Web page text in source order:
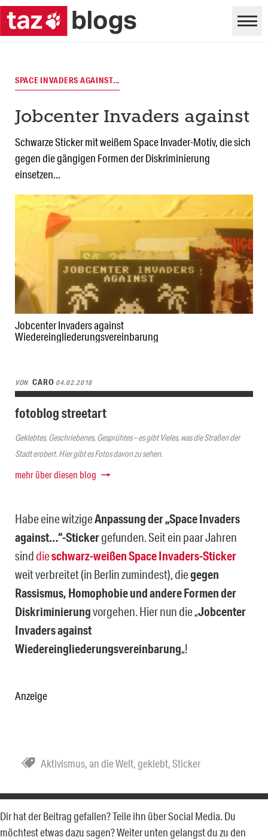
Jobcenter Invaders against
Wiedereingliederungsvereinbarung
SPACE INVADERS AGAINST...
Jobcenter Invaders against
Schwarze Sticker mit weißem Space Invader-Motiv, die sich
gegen die gängigen Formen der Diskriminierung
einsetzen...
VON CARO 04.02.2018
fotoblog streetart
Geklebtes, Geschriebenes, Gesprühtes – es gibt Vieles, was die Straßen der
Stadt erobert. Hier gibt es Fotos davon zu sehen.
mehr über diesen blog
Habe eine witzigeAnpassung der „Space Invaders
against…“-Stickergefunden. Seit ein paar Jahren
sinddieschwarz-weißen Space Invaders-Sticker
weit verbreitet (in Berlin zumindest), diegegen
Rassismus, Homophobie und andere Formen der
Diskriminierungvorgehen. Hier nun die „Jobcenter
Invaders against
Wiedereingliederungsvereinbarung„!
Anzeige
Aktivismus,an die Welt, geklebt,Sticker
Dir hat der Beitrag gefallen? Teile ihn über Social Media. Du
möchtest etwas dazu sagen? Weiter unten gelangst du zu den